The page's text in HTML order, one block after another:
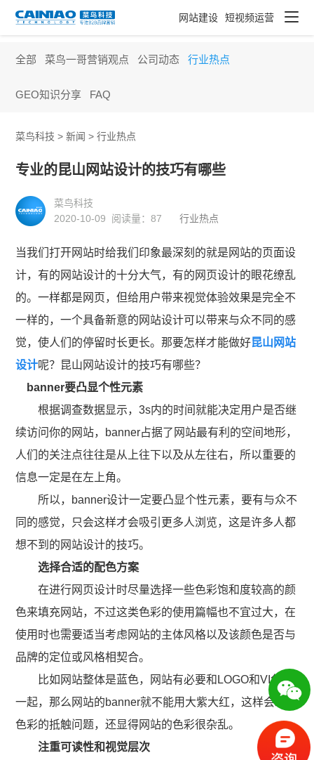
网站建设 短视频运营
全部 菜鸟一哥营销观点 公司动态 行业热点
GEO知识分享 FAQ
菜鸟科技 >新闻 >行业热点
专业的昆山网站设计的技巧有哪些
菜鸟科技
2020-10-09 阅读量：87 行业热点
当我们打开网站时给我们印象最深刻的就是网站的页面设
计，有的网站设计的十分大气，有的网页设计的眼花缭乱
的。一样都是网页，但给用户带来视觉体验效果是完全不
一样的，一个具备新意的网站设计可以带来与众不同的感
觉，使人们的停留时长更长。那要怎样才能做好昆山网站
设计呢？昆山网站设计的技巧有哪些？
banner要凸显个性元素
根据调查数据显示，3s内的时间就能决定用户是否继
续访问你的网站，banner占据了网站最有利的空间地形，
人们的关注点往往是从上往下以及从左往右，所以重要的
信息一定是在左上角。
所以，banner设计一定要凸显个性元素，要有与众不
同的感觉，只会这样才会吸引更多人浏览，这是许多人都
想不到的网站设计的技巧。
选择合适的配色方案
在进行网页设计时尽量选择一些色彩饱和度较高的颜
色来填充网站，不过这类色彩的使用篇幅也不宜过大，在
使用时也需要适当考虑网站的主体风格以及该颜色是否与
品牌的定位或风格相契合。
比如网站整体是蓝色，网站有必要和LOGO和VI色系
一起，那么网站的banner就不能用大紫大红，这样会发作
色彩的抵触问题，还显得网站的色彩很杂乱。
注重可读性和视觉层次